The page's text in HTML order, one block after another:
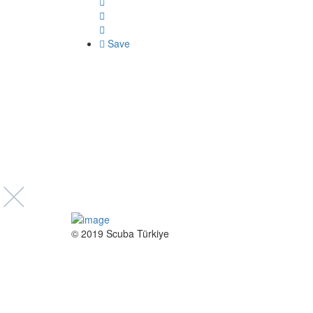
Save
© 2019 Scuba Türkiye